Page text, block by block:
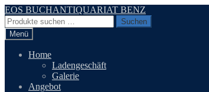
Zur
Navigation
springen
Zum
Inhalt
springen
EOS BUCHANTIQUARIAT BENZ
Suchen
nach:
Suchen
Menü
Home
Ladengeschäft
Galerie
Angebot